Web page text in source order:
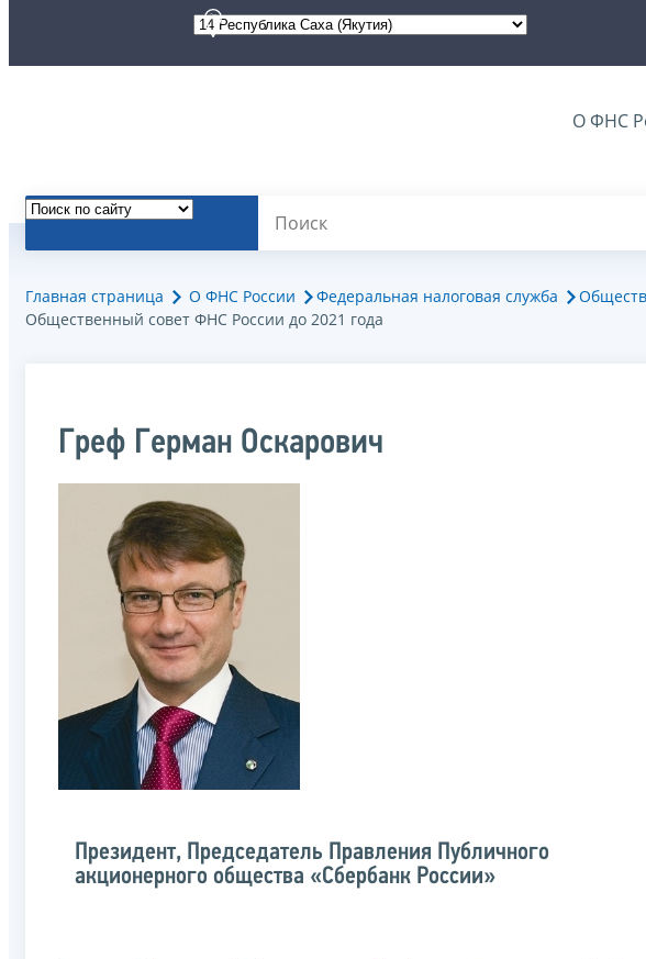
О ФНС
Главная страница О ФНС России Федеральная налоговая служба
Общественный совет ФНС России до 2021 года
Греф Герман Оскарович
Президент, Председатель Правления Публичного
акционерного общества «Сбербанк России»